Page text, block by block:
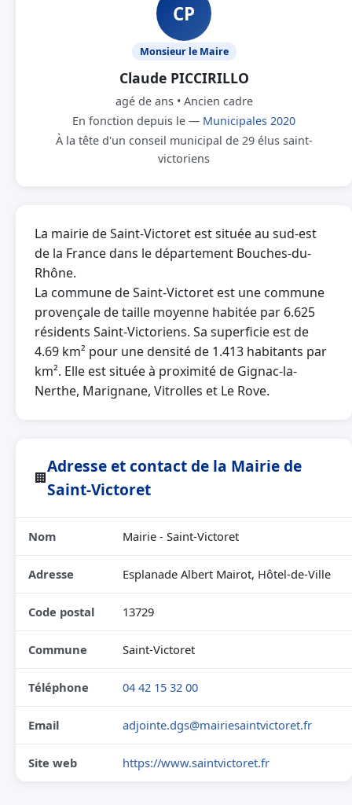
CP
Monsieur le Maire
Claude PICCIRILLO
agé de ans • Ancien cadre
En fonction depuis le — Municipales 2020
À la tête d'un conseil municipal de 29 élus saint-
victoriens
La mairie de Saint-Victoret est située au sud-est
de la France dans le département Bouches-du-
Rhône.
La commune de Saint-Victoret est une commune
provençale de taille moyenne habitée par 6.625
résidents Saint-Victoriens. Sa superficie est de
4.69 km² pour une densité de 1.413 habitants par
km². Elle est située à proximité de Gignac-la-
Nerthe, Marignane, Vitrolles et Le Rove.
🏢
Adresse et contact de la Mairie de
Saint-Victoret
Nom Mairie - Saint-Victoret
Adresse Esplanade Albert Mairot, Hôtel-de-Ville
Code postal 13729
Commune Saint-Victoret
Téléphone 04 42 15 32 00
Email adjointe.dgs@mairiesaintvictoret.fr
Site web https://www.saintvictoret.fr